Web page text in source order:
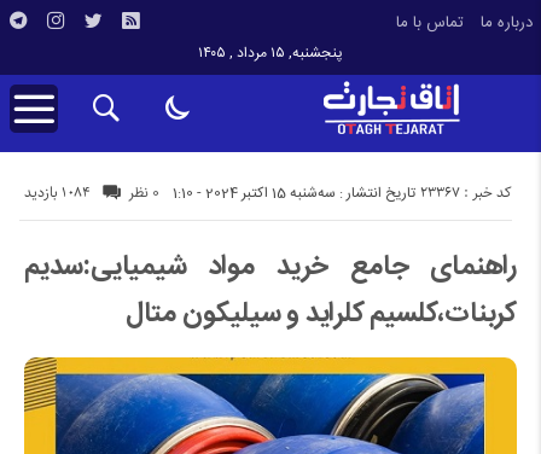
درباره ما تماس با ما
پنجشنبه, ۱۵ مرداد , ۱۴۰۵
تاریخ انتشار : سه‌شنبه 15 اکتبر 2024 - 1:10 1084 بازدید کد خبر : 23367 0 نظر
راهنمای جامع خرید مواد شیمیایی:سدیم
کربنات،کلسیم کلراید و سیلیکون متال